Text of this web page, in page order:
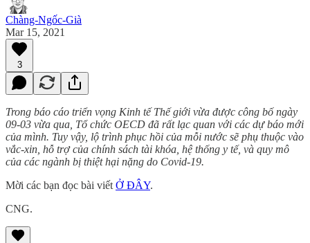
Chàng-Ngốc-Già
Mar 15, 2021
3
Trong báo cáo triển vọng Kinh tế Thế giới vừa được công bố ngày
09-03 vừa qua, Tổ chức OECD đã rất lạc quan với các dự báo mới
của mình. Tuy vậy, lộ trình phục hồi của mỗi nước sẽ phụ thuộc vào
vắc-xin, hỗ trợ của chính sách tài khóa, hệ thống y tế, và quy mô
của các ngành bị thiệt hại nặng do Covid-19.
Mời các bạn đọc bài viết Ở ĐÂY.
CNG.